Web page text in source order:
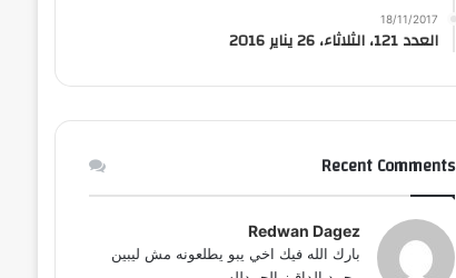
18/11/2017
العدد 121، الثلاثاء، 26 يناير 2016
Recent Comments
Redwan Dagez
بارك الله فيك اخي يبو يطلعونه مش ليبين